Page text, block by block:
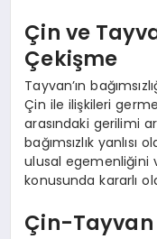
Çin ve
Çekişme
Tayvan’ın
Çin ile ilişkileri
arasındaki gerilimi
bağımsızlık
ulusal egemenliğini
konusunda kararlı
Çin-Tayvan